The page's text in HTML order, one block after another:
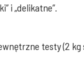
i „delikatne”.
testy (2